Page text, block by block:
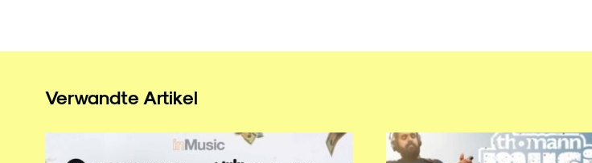
Verwandte Artikel